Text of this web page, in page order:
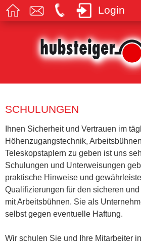
Login
SCHULUNGEN
Ihnen Sicherheit und Vertrauen im
Höhenzugangstechnik,
Teleskopstaplern zu geben ist uns
Schulungen und Unterweisungen
praktische Hinweise und
Qualifizierungen für den sicheren
mit Arbeitsbühnen. Sie als
selbst gegen eventuelle Haftung.
Wir schulen Sie und Ihre Mitarbeiter